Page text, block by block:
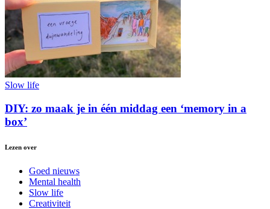
Slow life
DIY: zo maak je in één middag een ‘memory in a
box’
Lezen over
Goed nieuws
Mental health
Slow life
Creativiteit